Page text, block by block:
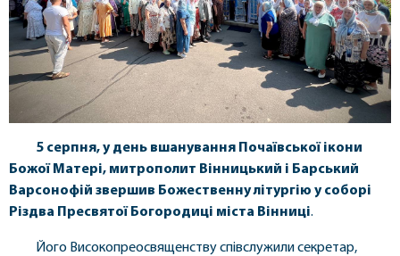
5 серпня, у день вшанування Почаївської ікони
Божої Матері, митрополит Вінницький і Барський
Варсонофій звершив Божественну літургію у соборі
Різдва Пресвятої Богородиці міста Вінниці.
Його Високопреосвященству співслужили секретар,